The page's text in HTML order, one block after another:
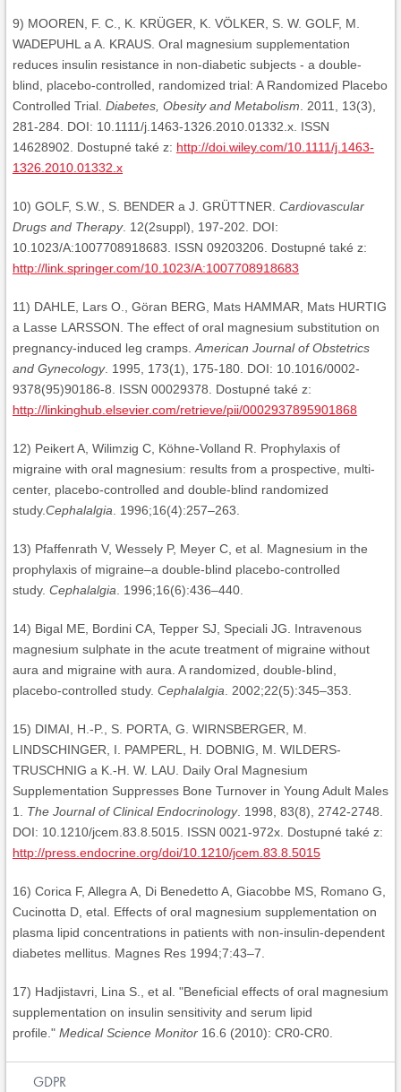
9) MOOREN, F. C., K. KRÜGER, K. VÖLKER, S. W. GOLF, M.
WADEPUHL a A. KRAUS. Oral magnesium supplementation
reduces insulin resistance in non-diabetic subjects - a double-
blind, placebo-controlled, randomized trial: A Randomized Placebo
Controlled Trial. Diabetes, Obesity and Metabolism . 2011, 13(3),
281-284. DOI: 10.1111/j.1463-1326.2010.01332.x. ISSN
14628902. Dostupné také z: http://doi.wiley.com/10.1111/j.1463-
1326.2010.01332.x
10) GOLF, S.W., S. BENDER a J. GRÜTTNER. Cardiovascular
Drugs and Therapy. 12(2suppl), 197-202. DOI:
10.1023/A:1007708918683. ISSN 09203206. Dostupné také z:
http://link.springer.com/10.1023/A:1007708918683
11) DAHLE, Lars O., Göran BERG, Mats HAMMAR, Mats HURTIG
a Lasse LARSSON. The effect of oral magnesium substitution on
pregnancy-induced leg cramps. American Journal of Obstetrics
and Gynecology. 1995, 173(1), 175-180. DOI: 10.1016/0002-
9378(95)90186-8. ISSN 00029378. Dostupné také z:
http://linkinghub.elsevier.com/retrieve/pii/0002937895901868
12) Peikert A, Wilimzig C, Köhne-Volland R. Prophylaxis of
migraine with oral magnesium: results from a prospective, multi-
center, placebo-controlled and double-blind randomized
study.Cephalalgia . 1996;16(4):257–263.
13) Pfaffenrath V, Wessely P, Meyer C, et al. Magnesium in the
prophylaxis of migraine–a double-blind placebo-controlled
study. Cephalalgia . 1996;16(6):436–440.
14) Bigal ME, Bordini CA, Tepper SJ, Speciali JG. Intravenous
magnesium sulphate in the acute treatment of migraine without
aura and migraine with aura. A randomized, double-blind,
placebo-controlled study. Cephalalgia . 2002;22(5):345–353.
15) DIMAI, H.-P., S. PORTA, G. WIRNSBERGER, M.
LINDSCHINGER, I. PAMPERL, H. DOBNIG, M. WILDERS-
TRUSCHNIG a K.-H. W. LAU. Daily Oral Magnesium
Supplementation Suppresses Bone Turnover in Young Adult Males
1. The Journal of Clinical Endocrinology. 1998, 83(8), 2742-2748.
DOI: 10.1210/jcem.83.8.5015. ISSN 0021-972x. Dostupné také z:
http://press.endocrine.org/doi/10.1210/jcem.83.8.5015
16) Corica F, Allegra A, Di Benedetto A, Giacobbe MS, Romano G,
Cucinotta D, etal. Effects of oral magnesium supplementation on
plasma lipid concentrations in patients with non-insulin-dependent
diabetes mellitus. Magnes Res 1994;7:43–7.
17) Hadjistavri, Lina S., et al. "Beneficial effects of oral magnesium
supplementation on insulin sensitivity and serum lipid
profile." Medical Science Monitor 16.6 (2010): CR0-CR0.
GDPR